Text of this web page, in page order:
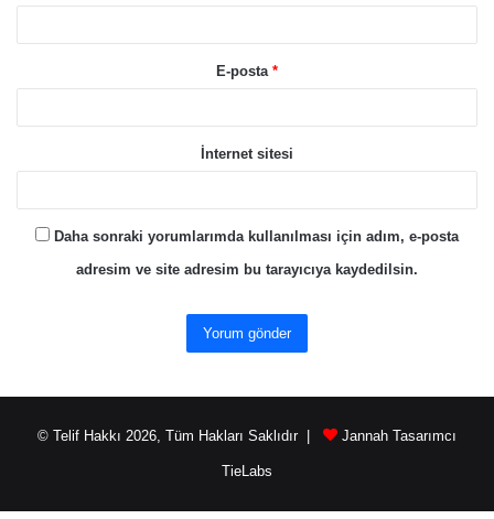
E-posta *
İnternet sitesi
Daha sonraki yorumlarımda kullanılması için adım, e-posta
adresim ve site adresim bu tarayıcıya kaydedilsin.
© Telif Hakkı 2026, Tüm Hakları Saklıdır | Jannah Tasarımcı
TieLabs